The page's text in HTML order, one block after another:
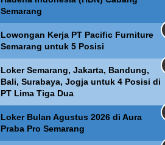
Semarang
Lowongan Kerja PT Pacific Furniture
Semarang untuk 5 Posisi
Loker Semarang, Jakarta, Bandung,
Bali, Surabaya, Jogja untuk 4 Posisi di
PT Lima Tiga Dua
Loker Bulan Agustus 2026 di Aura
Praba Pro Semarang